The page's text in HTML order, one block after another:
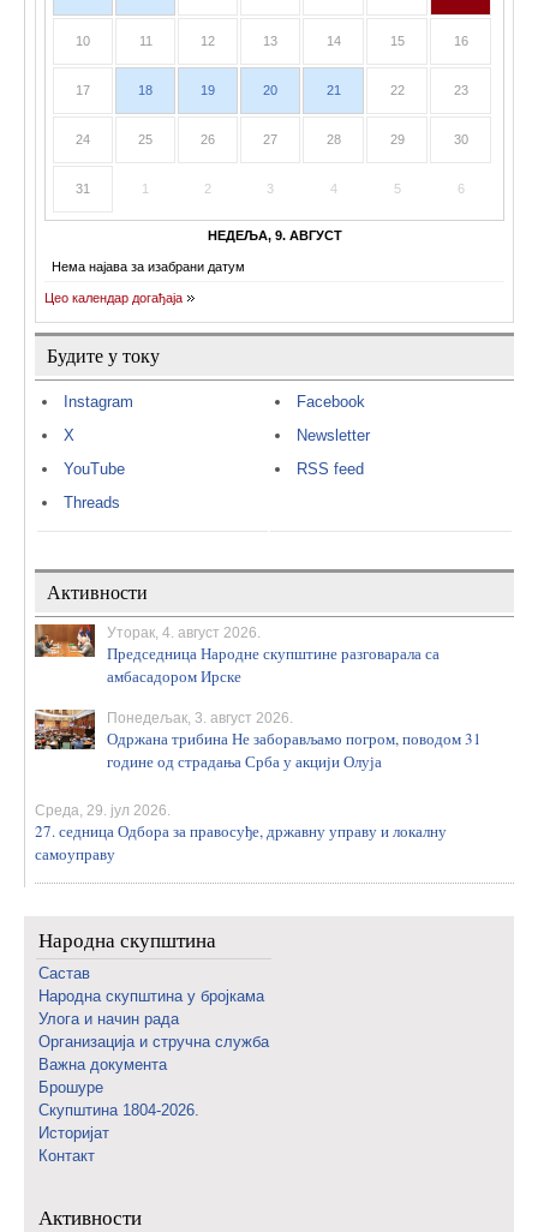
10 11 12 13 14 15 16
17 18 19 20 21 22 23
24 25 26 27 28 29 30
31 1 2 3 4 5 6
НЕДЕЉА, 9. АВГУСТ
Нема најава за изабрани датум
Цео календар догађаја
Будите у току
Instagram
X
YouTube
Threads
Facebook
Newsletter
RSS feed
Активности
Уторак, 4. август 2026.
Председница Народне скупштине разговарала са
амбасадором Ирске
Понедељак, 3. август 2026.
Одржана трибина Не заборављамо погром, поводом 31
године од страдања Срба у акцији Олуја
Среда, 29. јул 2026.
27. седница Одбора за правосуђе, државну управу и локалну
самоуправу
Народна скупштина
Састав
Народна скупштина у бројкама
Улога и начин рада
Организација и стручна служба
Важна документа
Брошуре
Скупштина 1804-2026.
Историјат
Контакт
Активности